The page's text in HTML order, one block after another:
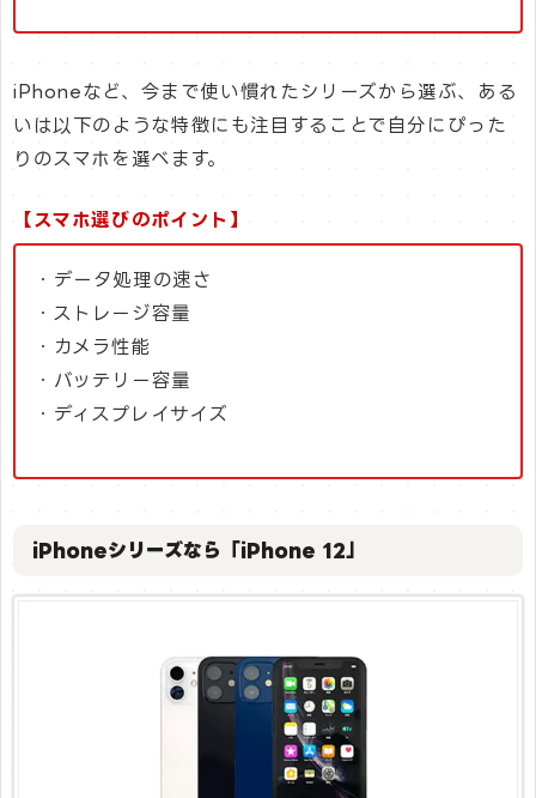
iPhoneなど、今まで使い慣れたシリーズから選ぶ、ある
いは以下のような特徴にも注目することで自分にぴった
りのスマホを選べます。
【スマホ選びのポイント】
・データ処理の速さ
・ストレージ容量
・カメラ性能
・バッテリー容量
・ディスプレイサイズ
iPhoneシリーズなら「iPhone 12」